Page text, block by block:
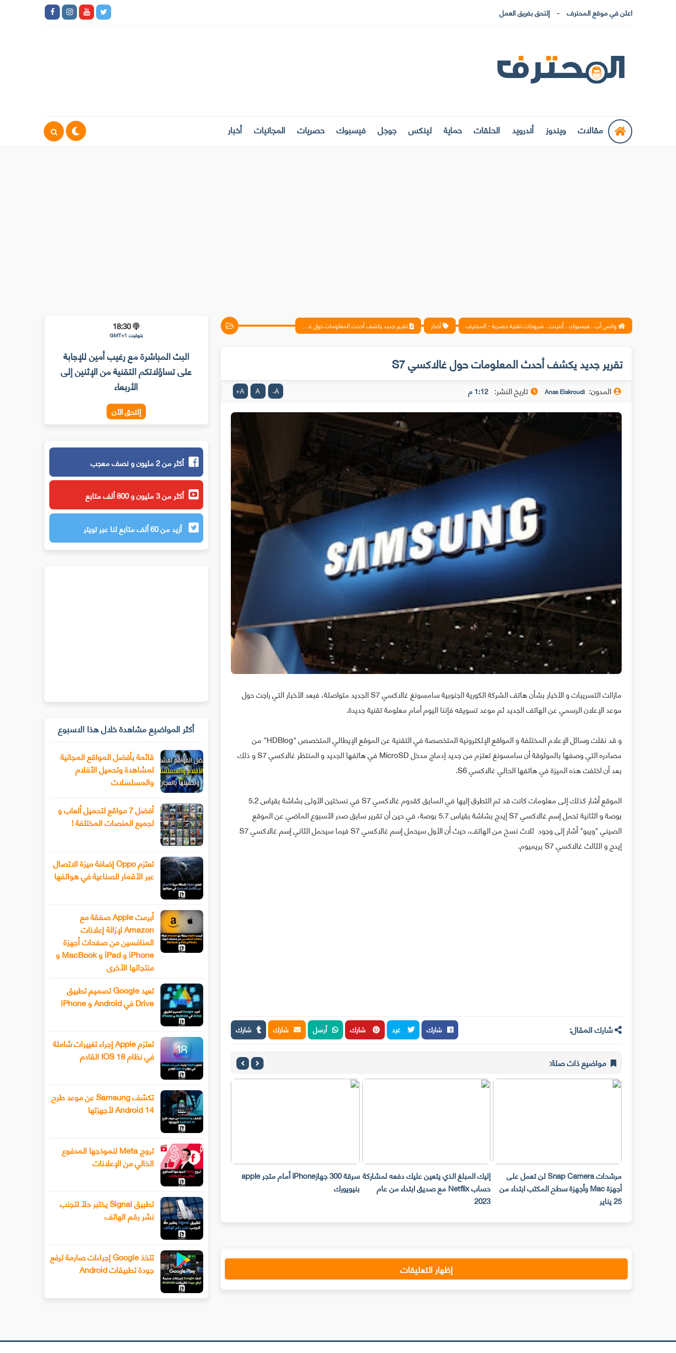
اعلن في موقع المحترف إلتحق بفريق العمل
مقالات ويندوز أندرويد الحلقات حماية لينكس جوجل فيسبوك حصريات المجانيات أخبار
واتس آب ، فيسبوك ، أنترنت ، شروحات تقنية حصرية - المحترف أخبار تقرير جديد يكشف أحدث المعلومات حول غالاكسي S7
تقرير جديد يكشف أحدث المعلومات حول غالاكسي S7
المدون: Anas Elakroudi تاريخ النشر: 1:12 م A
-
A
A
+
مازالت التسريبات و الأخبار بشأن هاتف الشركة الكورية الجنوبية سامسونغ غالاكسي S7 الجديد متواصلة، فبعد الأخبار التي راجت حول
موعد الإعلان الرسمي عن الهاتف الجديد ثم موعد تسويقه فإننا اليوم أمام معلومة تقنية جديدة.
و قد نقلت وسائل الإعلام المختلفة و المواقع الإلكترونية المتخصصة في التقنية عن الموقع الإيطالي المتخصص "HDBlog" من
مصادره التي وصفها بالموثوقة أن سامسونغ تعتزم من جديد إدماج مدخل MicroSD في هاتفها الجديد و المنتظر غالاكسي S7 و ذلك
بعد أن اختفت هذه الميزة في هاتفها الحالي غالاكسي S6.
الموقع أشار كذلك إلى معلومات كانت قد تم التطرق إليها في السابق كقدوم غالاكسي S7 في نسختين الأولى بشاشة بقياس 5.2
بوصة و الثانية تحمل إسم غالاكسي S7 إيدج بشاشة بقياس 5.7 بوصة، في حين أن تقرير سابق صدر الأسبوع الماضي عن الموقع
الصيني "ويبو" أشار إلى وجود ثلاث نسخ من الهاتف، حيث أن الأول سيحمل إسم غالاكسي S7 فيما سيحمل الثاني إسم غالاكسي S7
إيدج و الثالث غالاكسي S7 بريميوم.
شارك المقال: شارك غرد شارك أرسل شارك شارك
مواضيع ذات صلة:
مرشحات Snap Camera لن تعمل على
أجهزة Mac وأجهزة سطح المكتب ابتداء من
25 يناير
إليك المبلغ الذي يتعين عليك دفعه لمشاركة
حساب Netflix مع صديق ابتداء من عام
2023
سرقة 300 جهازiPhone أمام متجر apple
بنيويورك
سيحصل هاتف Xiaomi 13 أخيرًا على عدسة
تليفوتوغرافي
إظهار التعليقات
18:30
بتوقيت GMT+1
البث المباشرة مع رغيب أمين للإجابة
على تساؤلاتكم التقنية من الإثنين إلى
الأربعاء
إلتحق الأن
أكثر من 2 مليون و نصف معجب
أكثر من 3 مليون و 800 ألف متابع
أزيد من 60 ألف متابع لنا عبر تويتر
أكثر المواضيع مشاهدة خلال هذا الاسبوع
قائمة بأفضل المواقع المجانية
لمشاهدة وتحميل الأفلام
والمسلسلات
أفضل 7 مواقع لتحميل ألعاب و
لجميع المنصات المختلفة !
تعتزم Oppo إضافة ميزة الاتصال
عبر الأقمار الصناعية في هواتفها
أبرمت Apple صفقة مع
Amazon لإزالة إعلانات
المنافسين من صفحات أجهزة
iPhone و iPad و MacBook و
منتجاتها الأخرى
تعيد Google تصميم تطبيق
Drive في Android و iPhone
تعتزم Apple إجراء تغييرات شاملة
في نظام IOS 18 القادم
تكشف Samsung عن موعد طرح
Android 14 لأجهزتها
تروج Meta لنموذجها المدفوع
الخالي من الإعلانات
تطبيق Signal يختبر حلًا لتجنب
نشر رقم الهاتف
تتخذ Google إجراءات صارمة لرفع
جودة تطبيقات Android